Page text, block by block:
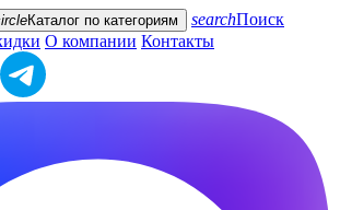
Каталог по категориям searchПоиск
О компании Контакты